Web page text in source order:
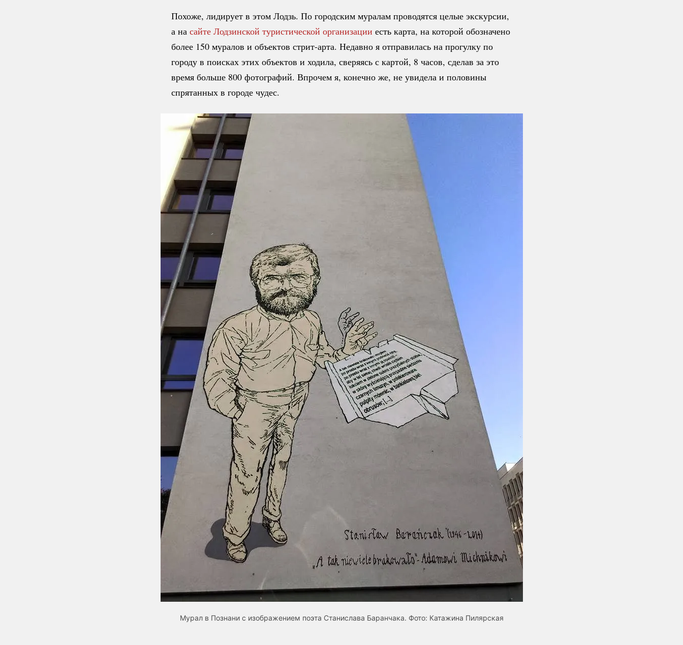
Похоже, лидирует в этом Лодзь. По городским муралам проводятся целые экскурсии,
а на сайте Лодзинской туристической организации есть карта, на которой обозначено
более 150 муралов и объектов стрит-арта. Недавно я отправилась на прогулку по
городу в поисках этих объектов и ходила, сверяясь с картой, 8 часов, сделав за это
время больше 800 фотографий. Впрочем я, конечно же, не увидела и половины
спрятанных в городе чудес.
Мурал в Познани с изображением поэта Станислава Баранчака. Фото: Катажина Пилярская